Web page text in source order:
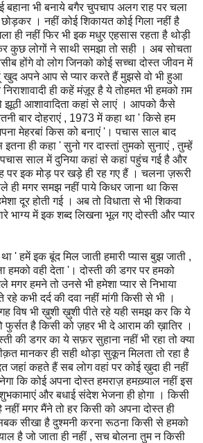
भी बनाये बगैर चुपचाप अलग राह पर चला
। नहीं कोई शिकायत कोई गिला नहीं है
ही नहीं फिर भी इक मधुर एहसास रहता है थोड़ी
कुछ लोगों ने साथी समझा तो सही । अब सोचता
होंगे वो लोग जिनको कोई सच्चा दोस्त जीवन में
खुद अपने आप से प्यार करते हैं मुझसे वो भी हुआ
ही कहें मंज़ूर है ये तोहमत भी हमको ग़म
झूठी आशावादिता कहां से लाएं । आपको कैसे
बार दोहराएं , 1973 में कहा था ' किसे हम
मेहरबां किस को बनाएं '। पचास साल बाद
ही कहा ' सुनो गर दास्तां तुमको सुनाएं , तुम्हें
साल में दुनिया कहां से कहां पहुंच गई है और
पर इक मोड़ पर खड़े ही रह गए हैं । चलना ज़रूरी
ही मगर समझ नहीं पाये किधर जाना था किस
दूर होती गई । अब तो विधाता से भी शिकवा
भाग्य में इक शब्द लिखना भूल गए दोस्ती और प्यार
' हमें इक बूंद मिल जाती हमारी प्यास बुझ जाती ,
हमको वही देता '। दोस्ती की डगर पर हमको
मगर हमने तो उनसे भी हमेशा प्यार से निभाया
कभी दर्द की दवा नहीं मांगी किसी से भी ।
विष भी ख़ुशी ख़ुशी पीते रहे यही समझ कर कि ये
है किसी को ज़हर भी दे आराम की ख़ातिर ।
की डगर का ये सफ़र सुहाना नहीं भी रहा तो क्या
मानकर ही सही थोड़ा सुकून मिलता तो रहा है
जहां कहते हैं सब लोग वहां पर कोई ख़ुदा ही नहीं
कि कोई अपना दोस्त हमराज़ हमख़्याल नहीं इस
और बधाई संदेश भेजना ही होगा । किसी
मगर मैंने तो हर किसी को अपना दोस्त ही
सीखा है दुश्मनी करना रूठना किसी से हमको
है जो जाता ही नहीं , सच बोलना तुम न किसी